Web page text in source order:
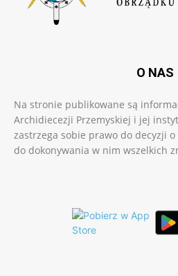
O NAS
Na stronie publikowane są
Archidiecezji Przemyskiej i jej
zastrzega sobie prawo do decyzji
do dokonywania w nim wszelkich